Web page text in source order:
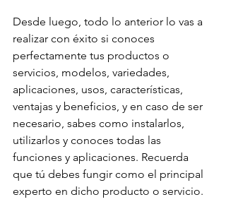
Desde luego, todo lo anterior lo vas a
realizar con éxito si conoces
perfectamente tus productos o
servicios, modelos, variedades,
aplicaciones, usos, características,
ventajas y beneficios, y en caso de ser
necesario, sabes como instalarlos,
utilizarlos y conoces todas las
funciones y aplicaciones. Recuerda
que tú debes fungir como el principal
experto en dicho producto o servicio.